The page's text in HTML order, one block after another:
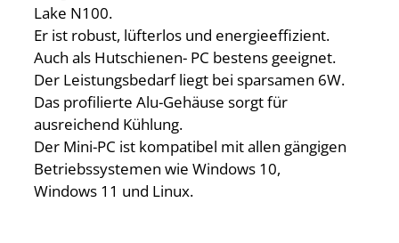
Lake N100.
Er ist robust, lüfterlos und energieeffizient.
Auch als Hutschienen- PC bestens geeignet.
Der Leistungsbedarf liegt bei sparsamen 6W.
Das profilierte Alu-Gehäuse sorgt für
ausreichend Kühlung.
Der Mini-PC ist kompatibel mit allen gängigen
Betriebssystemen wie Windows 10,
Windows 11 und Linux.